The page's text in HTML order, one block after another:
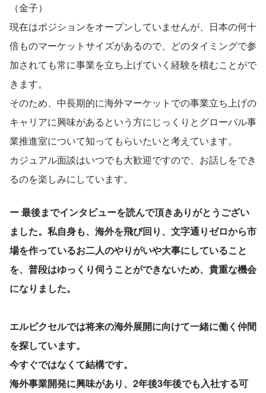
（金子）
現在はポジションをオープンしていませんが、日本の何十
倍ものマーケットサイズがあるので、どのタイミングで参
加されても常に事業を立ち上げていく経験を積むことがで
きます。
そのため、中長期的に海外マーケットでの事業立ち上げの
キャリアに興味があるという方にじっくりとグローバル事
業推進室について知ってもらいたいと考えています。
カジュアル面談はいつでも大歓迎ですので、お話しをでき
るのを楽しみにしています。
ー 最後までインタビューを読んで頂きありがとうござい
ました。私自身も、海外を飛び回り、文字通りゼロから市
場を作っているお二人のやりがいや大事にしていること
を、普段はゆっくり伺うことができないため、貴重な機会
になりました。
エルピクセルでは将来の海外展開に向けて一緒に働く仲間
を探しています。
今すぐではなくて結構です。
海外事業開発に興味があり、2年後3年後でも入社する可